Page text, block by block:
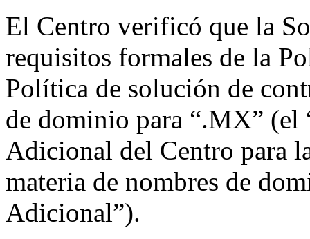
El Centro verificó que la
requisitos formales de la
Política de solución de
de dominio para “.MX” (el
Adicional del Centro para
materia de nombres de
Adicional”).